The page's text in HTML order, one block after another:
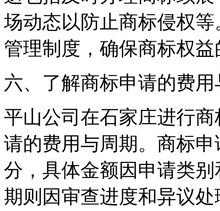
场动态以防止商标侵权
管理制度，确保商标权
六、了解商标申请的费用
平山公司在石家庄进行
请的费用与周期。商标
分，具体金额因申请类
期则因审查进度和异议